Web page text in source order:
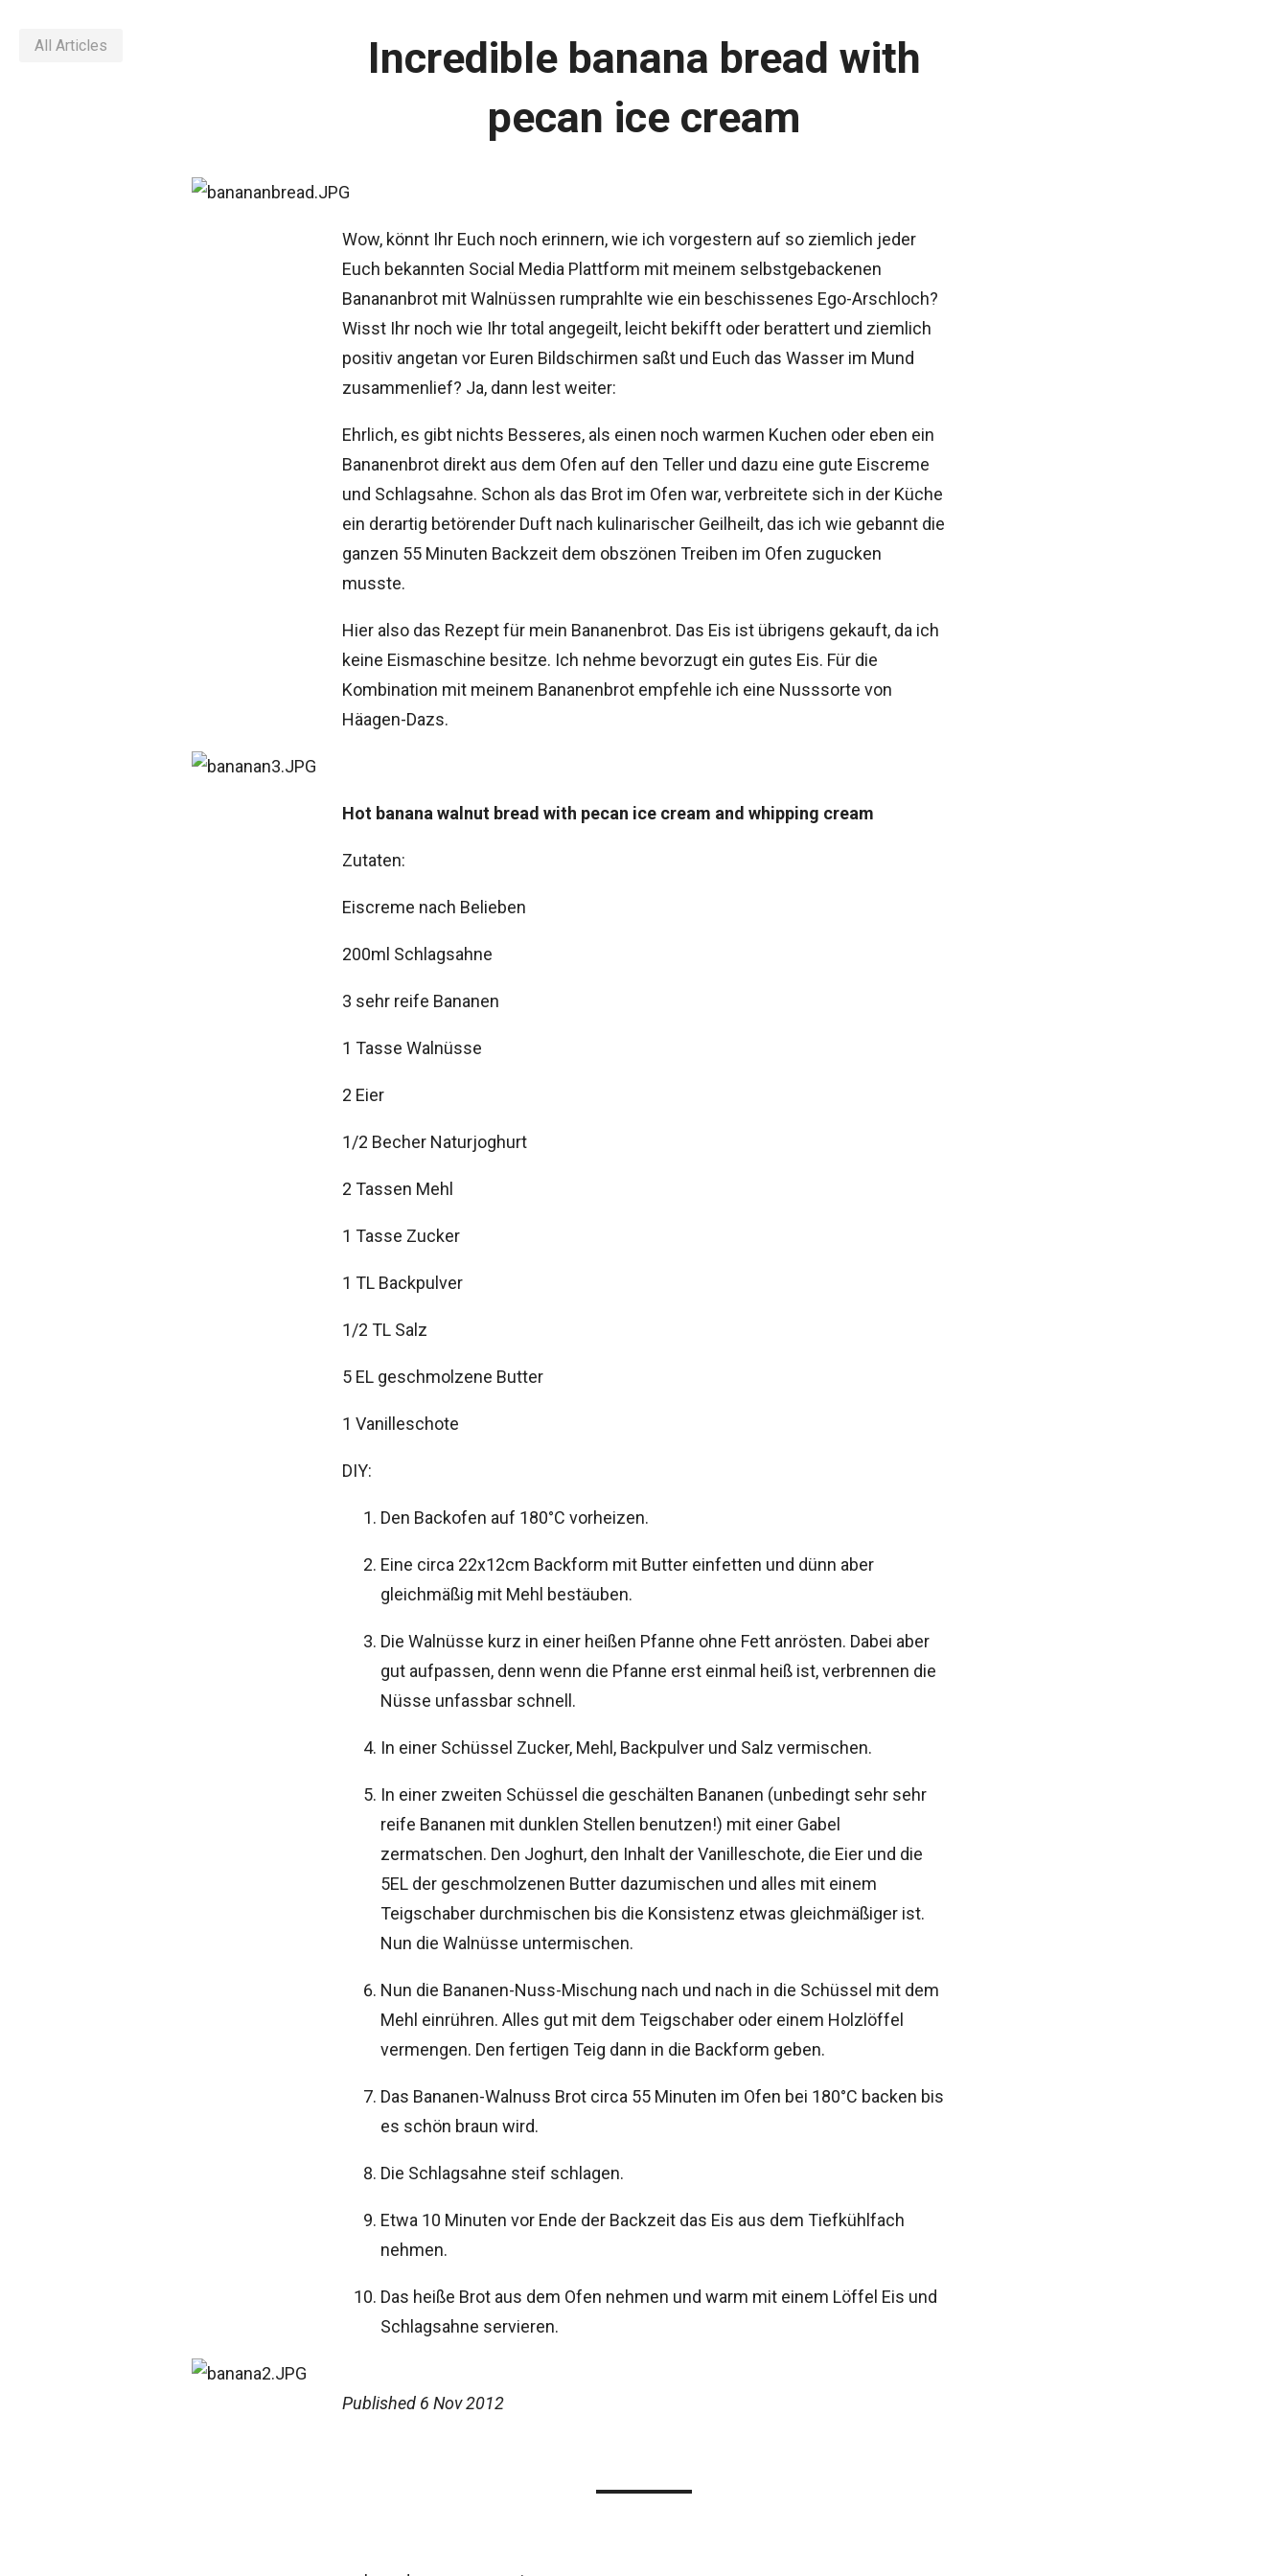
All Articles
Incredible banana bread with
pecan ice cream
Wow, könnt Ihr Euch noch erinnern, wie ich vorgestern auf so ziemlich jeder
Euch bekannten Social Media Plattform mit meinem selbstgebackenen
Banananbrot mit Walnüssen rumprahlte wie ein beschissenes Ego-Arschloch?
Wisst Ihr noch wie Ihr total angegeilt, leicht bekifft oder berattert und ziemlich
positiv angetan vor Euren Bildschirmen saßt und Euch das Wasser im Mund
zusammenlief? Ja, dann lest weiter:
Ehrlich, es gibt nichts Besseres, als einen noch warmen Kuchen oder eben ein
Bananenbrot direkt aus dem Ofen auf den Teller und dazu eine gute Eiscreme
und Schlagsahne. Schon als das Brot im Ofen war, verbreitete sich in der Küche
ein derartig betörender Duft nach kulinarischer Geilheilt, das ich wie gebannt die
ganzen 55 Minuten Backzeit dem obszönen Treiben im Ofen zugucken
musste.
Hier also das Rezept für mein Bananenbrot. Das Eis ist übrigens gekauft, da ich
keine Eismaschine besitze. Ich nehme bevorzugt ein gutes Eis. Für die
Kombination mit meinem Bananenbrot empfehle ich eine Nusssorte von
Häagen-Dazs.
Hot banana walnut bread with pecan ice cream and whipping cream
Zutaten:
Eiscreme nach Belieben
200ml Schlagsahne
3 sehr reife Bananen
1 Tasse Walnüsse
2 Eier
1/2 Becher Naturjoghurt
2 Tassen Mehl
1 Tasse Zucker
1 TL Backpulver
1/2 TL Salz
5 EL geschmolzene Butter
1 Vanilleschote
DIY:
Den Backofen auf 180°C vorheizen.
Eine circa 22x12cm Backform mit Butter einfetten und dünn aber
gleichmäßig mit Mehl bestäuben.
Die Walnüsse kurz in einer heißen Pfanne ohne Fett anrösten. Dabei aber
gut aufpassen, denn wenn die Pfanne erst einmal heiß ist, verbrennen die
Nüsse unfassbar schnell.
In einer Schüssel Zucker, Mehl, Backpulver und Salz vermischen.
In einer zweiten Schüssel die geschälten Bananen (unbedingt sehr sehr
reife Bananen mit dunklen Stellen benutzen!) mit einer Gabel
zermatschen. Den Joghurt, den Inhalt der Vanilleschote, die Eier und die
5EL der geschmolzenen Butter dazumischen und alles mit einem
Teigschaber durchmischen bis die Konsistenz etwas gleichmäßiger ist.
Nun die Walnüsse untermischen.
Nun die Bananen-Nuss-Mischung nach und nach in die Schüssel mit dem
Mehl einrühren. Alles gut mit dem Teigschaber oder einem Holzlöffel
vermengen. Den fertigen Teig dann in die Backform geben.
Das Bananen-Walnuss Brot circa 55 Minuten im Ofen bei 180°C backen bis
es schön braun wird.
Die Schlagsahne steif schlagen.
Etwa 10 Minuten vor Ende der Backzeit das Eis aus dem Tiefkühlfach
nehmen.
Das heiße Brot aus dem Ofen nehmen und warm mit einem Löffel Eis und
Schlagsahne servieren.
Published 6 Nov 2012